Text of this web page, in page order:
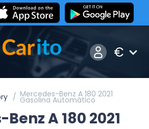
€
Mercedes-Benz A 180 2021
Gasolina Automático
A 180 2021